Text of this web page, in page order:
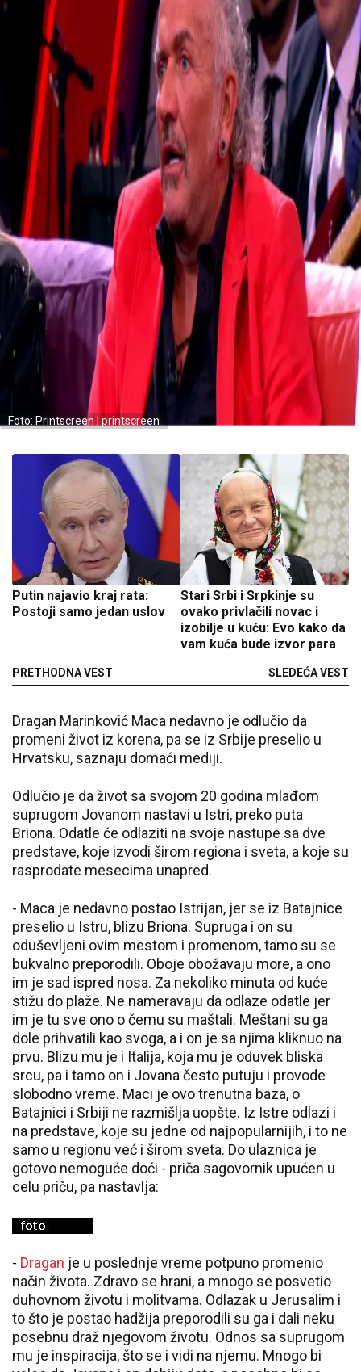
Foto: Printscreen | printscreen
Putin najavio kraj rata:
Postoji samo jedan uslov
PRETHODNA VEST
Stari Srbi i Srpkinje su
ovako privlačili novac i
izobilje u kuću: Evo kako da
vam kuća bude izvor para
SLEDEĆA VEST
Dragan Marinković Maca nedavno je odlučio da
promeni život iz korena, pa se iz Srbije preselio u
Hrvatsku, saznaju domaći mediji.
Odlučio je da život sa svojom 20 godina mlađom
suprugom Jovanom nastavi u Istri, preko puta
Briona. Odatle će odlaziti na svoje nastupe sa dve
predstave, koje izvodi širom regiona i sveta, a koje su
rasprodate mesecima unapred.
- Maca je nedavno postao Istrijan, jer se iz Batajnice
preselio u Istru, blizu Briona. Supruga i on su
oduševljeni ovim mestom i promenom, tamo su se
bukvalno preporodili. Oboje obožavaju more, a ono
im je sad ispred nosa. Za nekoliko minuta od kuće
stižu do plaže. Ne nameravaju da odlaze odatle jer
im je tu sve ono o čemu su maštali. Meštani su ga
dole prihvatili kao svoga, a i on je sa njima kliknuo na
prvu. Blizu mu je i Italija, koja mu je oduvek bliska
srcu, pa i tamo on i Jovana često putuju i provode
slobodno vreme. Maci je ovo trenutna baza, o
Batajnici i Srbiji ne razmišlja uopšte. Iz Istre odlazi i
na predstave, koje su jedne od najpopularnijih, i to ne
samo u regionu već i širom sveta. Do ulaznica je
gotovo nemoguće doći - priča sagovornik upućen u
celu priču, pa nastavlja:
- Dragan je u poslednje vreme potpuno promenio
način života. Zdravo se hrani, a mnogo se posvetio
duhovnom životu i molitvama. Odlazak u Jerusalim i
to što je postao hadžija preporodili su ga i dali neku
posebnu draž njegovom životu. Odnos sa suprugom
mu je inspiracija, što se i vidi na njemu. Mnogo bi